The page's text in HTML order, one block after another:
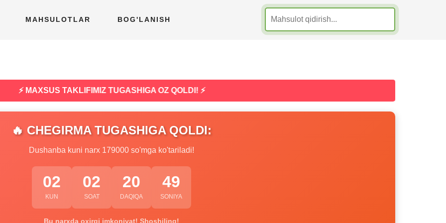
MAHSULOTLAR BOG'LANISH
⚡ MAXSUS TAKLIFIMIZ TUGASHIGA OZ QOLDI! ⚡
🔥 CHEGIRMA TUGASHIGA QOLDI:
Dushanba kuni narx 179000 so'mga ko'tariladi!
02
KUN
02
SOAT
20
DAQIQA
48
SONIYA
Bu narxda oxirgi imkoniyat! Shoshiling!